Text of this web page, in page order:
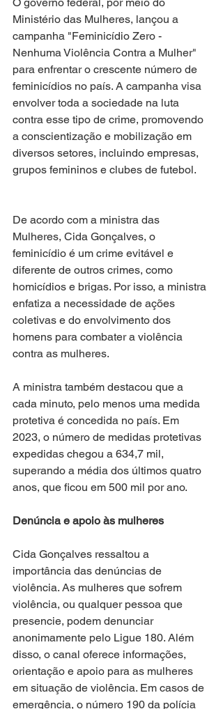
Ministério das Mulheres, lançou a
campanha "Feminicídio Zero -
Nenhuma Violência Contra a Mulher"
para enfrentar o crescente número de
feminicídios no país. A campanha visa
envolver toda a sociedade na luta
contra esse tipo de crime, promovendo
a conscientização e mobilização em
diversos setores, incluindo empresas,
grupos femininos e clubes de futebol.
De acordo com a ministra das
Mulheres, Cida Gonçalves, o
feminicídio é um crime evitável e
diferente de outros crimes, como
homicídios e brigas. Por isso, a ministra
enfatiza a necessidade de ações
coletivas e do envolvimento dos
homens para combater a violência
contra as mulheres.
A ministra também destacou que a
cada minuto, pelo menos uma medida
protetiva é concedida no país. Em
2023, o número de medidas protetivas
expedidas chegou a 634,7 mil,
superando a média dos últimos quatro
anos, que ficou em 500 mil por ano.
Denúncia e apoio às mulheres
Cida Gonçalves ressaltou a
importância das denúncias de
violência. As mulheres que sofrem
violência, ou qualquer pessoa que
presencie, podem denunciar
anonimamente pelo Ligue 180. Além
disso, o canal oferece informações,
orientação e apoio para as mulheres
em situação de violência. Em casos de
emergência, o número 190 da polícia